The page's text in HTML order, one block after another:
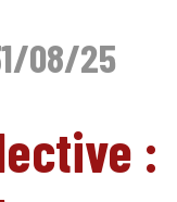
EN
08/25
: